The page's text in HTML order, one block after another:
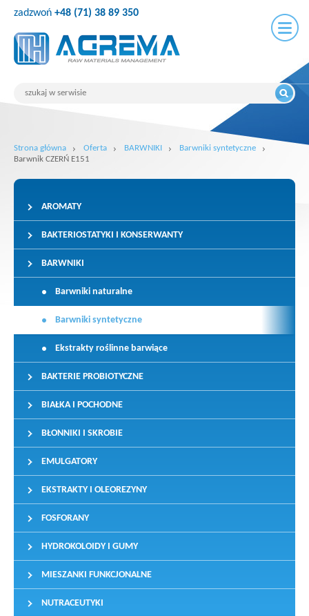
zadzwoń +48 (71) 38 89 350
Strona główna Oferta BARWNIKI
Barwniki syntetyczne
Barwnik CZERŃ E151
AROMATY
BAKTERIOSTATYKI I KONSERWANTY
BARWNIKI
Barwniki naturalne
Barwniki syntetyczne
Ekstrakty roślinne barwiące
BAKTERIE PROBIOTYCZNE
BIAŁKA I POCHODNE
BŁONNIKI I SKROBIE
EMULGATORY
EKSTRAKTY I OLEOREZYNY
FOSFORANY
HYDROKOLOIDY I GUMY
MIESZANKI FUNKCJONALNE
NUTRACEUTYKI